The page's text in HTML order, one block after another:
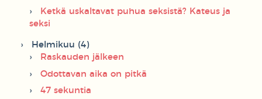
Ketkä uskaltavat puhua seksistä? Kateus ja
seksi
Helmikuu (4)
Raskauden jälkeen
Odottavan aika on pitkä
47 sekuntia